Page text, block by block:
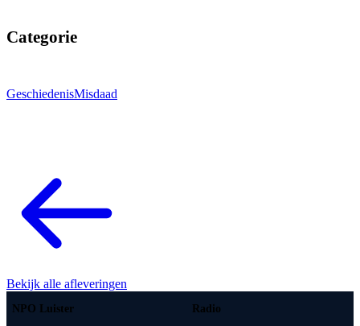
Categorie
GeschiedenisMisdaad
Bekijk alle afleveringen
NPO Luister Radio